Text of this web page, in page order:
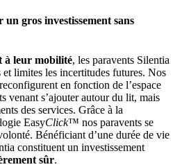
gros investissement sans
à leur mobilité, les paravents Silentia
et limites les incertitudes futures. Nos
en fonction de l’espace
venant s’ajouter autour du lit, mais
des services. Grâce à la
EasyClick™ nos paravents se
Bénéficiant d’une durée de vie
constituent un investissement
sûr.